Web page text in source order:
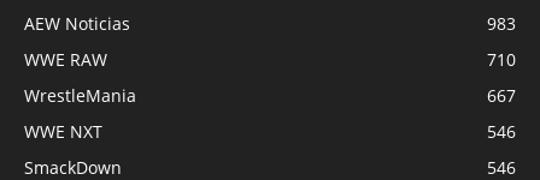
AEW Noticias
983
WWE RAW
710
WrestleMania
667
WWE NXT
546
SmackDown
546